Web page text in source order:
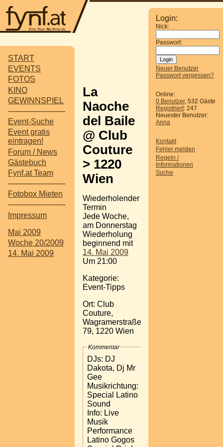
START
EVENTS
FOTOS
KINO
GEWINNSPIEL
-----------------------
Event-Suche
Event gratis
eintragen!
Forum / News
Gästebuch
Fynf.at Team
-----------------------
Fotobox Mieten
-----------------------
Impressum
Mai 2009
Woche 20/2009
14. Mai 2009
Login:
Nick:
Passwort:
Neuer Benutzer
Passwort vergessen?
Online:
0 Benutzer, 532 Gäste
Registriert: 247
Neuester Benutzer:
Anna
Kontakt
Fehler melden
Regeln /
Informationen
Suche
La
Naoche
del Baile
@ Club
Couture
> 1220
Wien
Wiederholender
Termin
Jede Woche,
am Donnerstag
Wiederholung
beginnend mit
14. Mai 2009
Um 21:00
Kategorie:
Event-Tipps
Ort: Club
Couture,
Wagramerstraße
79, 1220 Wien
Kommentar
DJs: DJ
Dakota, Dj Mr
Gee
Musikrichtung:
Special Latino
Sound
Info: Live
Musik
Performance
Latino Gogos